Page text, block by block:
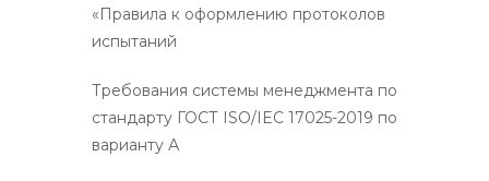
«Правила к оформлению протоколов
испытаний
Требования системы менеджмента по
стандарту ГОСТ ISO/IEC 17025-2019 по
варианту А